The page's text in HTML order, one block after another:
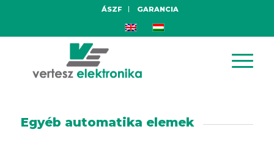
ÁSZF GARANCIA
Egyéb automatika elemek